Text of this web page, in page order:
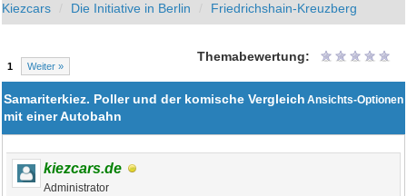
Kiezcars Die Initiative in Berlin Friedrichshain-Kreuzberg
1 Weiter »
Themabewertung:
Ansichts-Optionen
Samariterkiez. Poller und der komische Vergleich
mit einer Autobahn
kiezcars.de
Administrator